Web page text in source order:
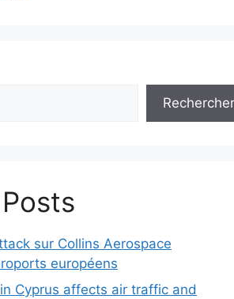
Rechercher
sur Collins Aerospace
européens
Cyprus affects air traffic and